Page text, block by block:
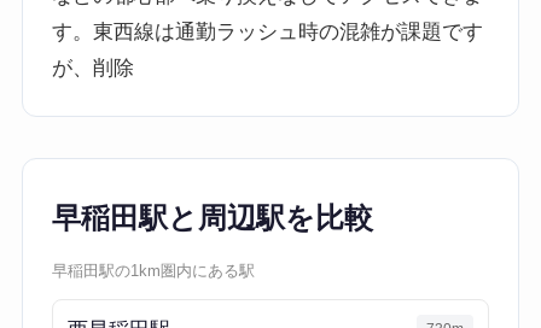
す。東西線は通勤ラッシュ時の混雑が課題です
が、削除
早稲田駅と周辺駅を比較
早稲田駅の1km圏内にある駅